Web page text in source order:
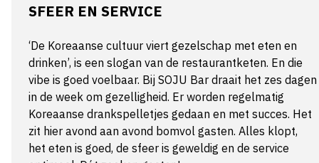
SFEER EN SERVICE
‘De Koreaanse cultuur viert gezelschap met eten en
drinken’, is een slogan van de restaurantketen. En die
vibe is goed voelbaar. Bij SOJU Bar draait het zes dagen
in de week om gezelligheid. Er worden regelmatig
Koreaanse drankspelletjes gedaan en met succes. Het
zit hier avond aan avond bomvol gasten. Alles klopt,
het eten is goed, de sfeer is geweldig en de service